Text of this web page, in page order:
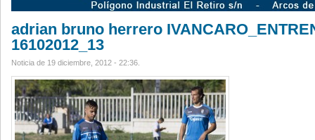
adrian bruno herrero
16102012_13
Noticia de 19 diciembre, 2012 - 22:36.